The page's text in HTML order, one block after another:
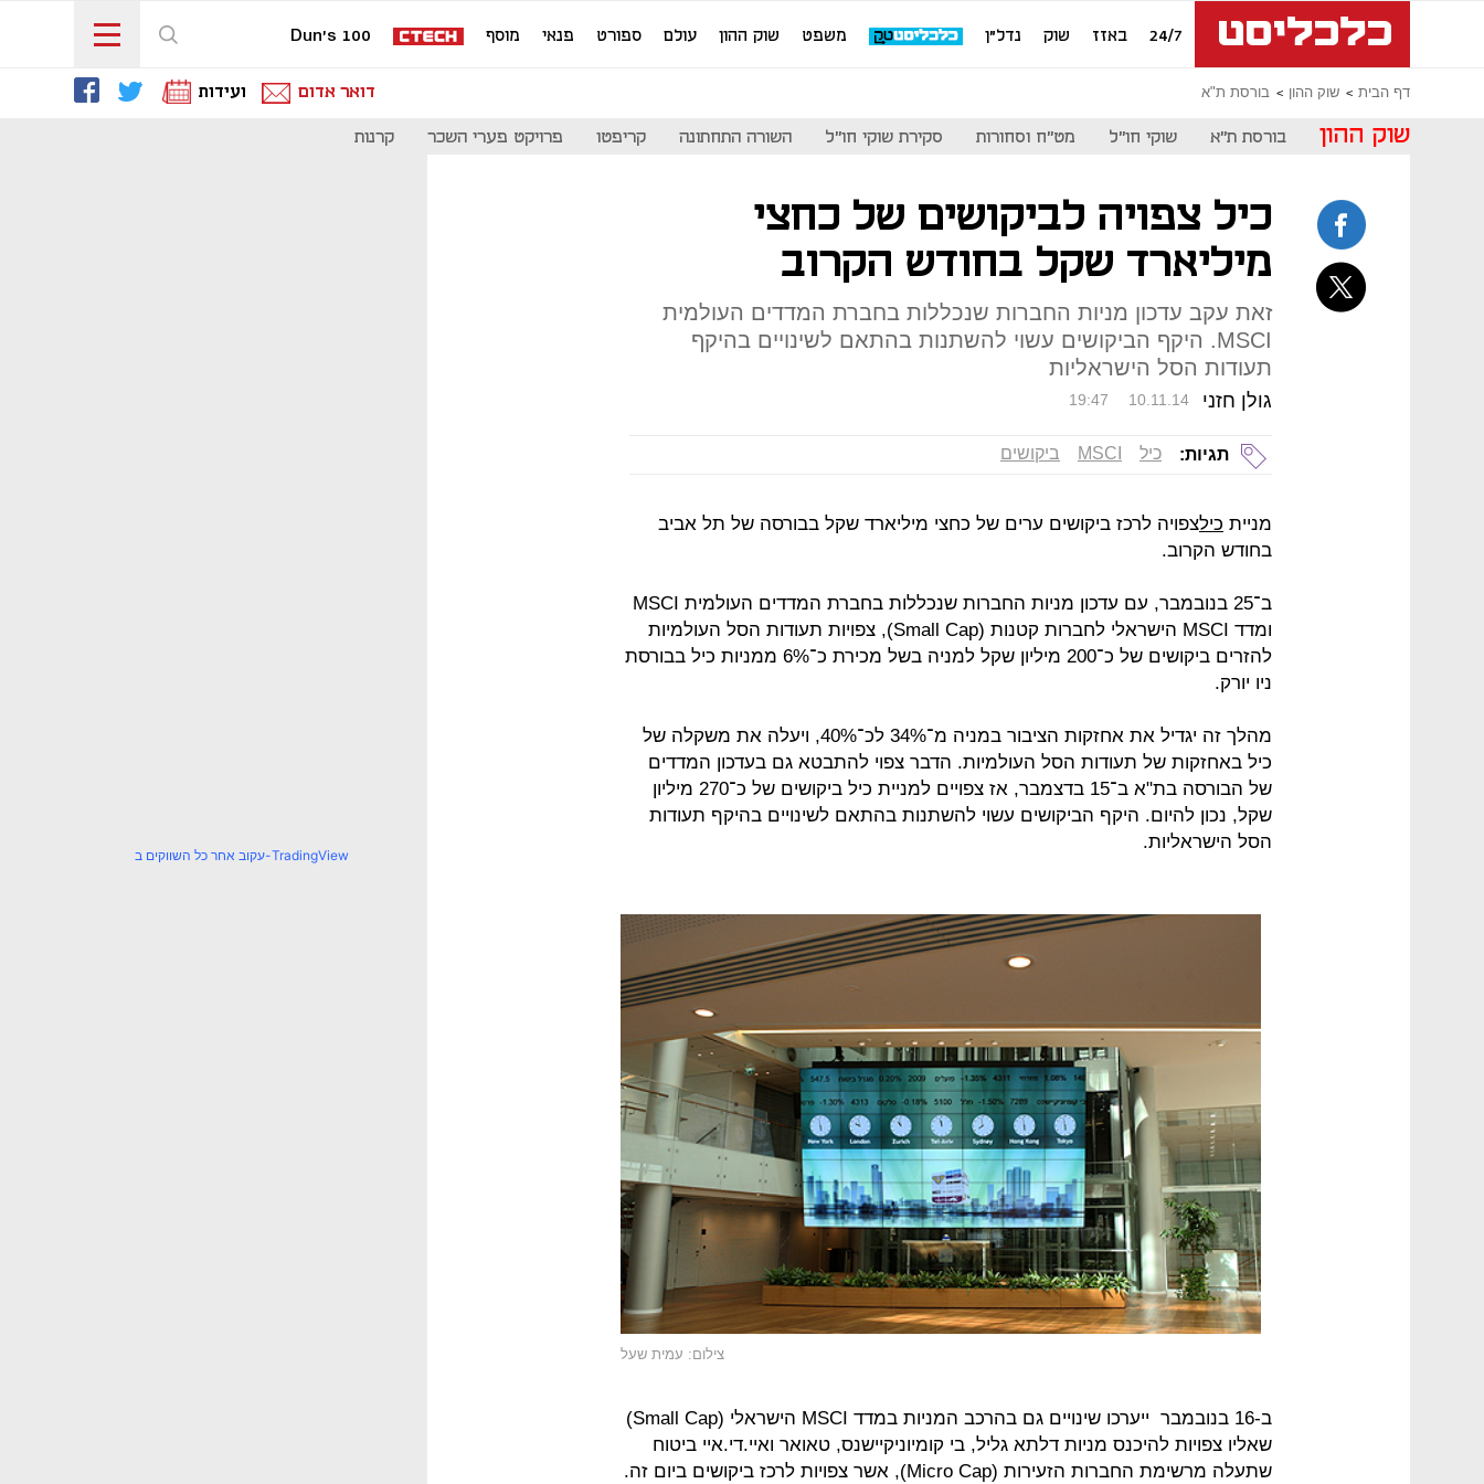
24/7 באזז שוק נדל"ן משפט שוק ההון עולם ספורט פנאי מוסף Dun's 100
דף הבית שוק ההון בורסת ת"א דואר אדום ועידות
שוק ההון בורסת ת"א שוקי חו"ל מט"ח וסחורות סקירת שוקי חו"ל השורה התחתונה קריפטו פרויקט פערי השכר קרנות
כיל צפויה לביקושים של כחצי
מיליארד שקל בחודש הקרוב
זאת עקב עדכון מניות החברות שנכללות בחברת המדדים העולמית
MSCI. היקף הביקושים עשוי להשתנות בהתאם לשינויים בהיקף
תעודות הסל הישראליות
גולן חזני 19:47 10.11.14
תגיות: כיל MSCI ביקושים
מניית כילצפויה לרכז ביקושים ערים של כחצי מיליארד שקל בבורסה של תל אביב
בחודש הקרוב.
ב־25 בנובמבר, עם עדכון מניות החברות שנכללות בחברת המדדים העולמית MSCI
ומדד MSCI הישראלי לחברות קטנות (Small Cap), צפויות תעודות הסל העולמיות
להזרים ביקושים של כ־200 מיליון שקל למניה בשל מכירת כ־6% ממניות כיל בבורסת
ניו יורק.
מהלך זה יגדיל את אחזקות הציבור במניה מ־34% לכ־40%, ויעלה את משקלה של
כיל באחזקות של תעודות הסל העולמיות. הדבר צפוי להתבטא גם בעדכון המדדים
של הבורסה בת"א ב־15 בדצמבר, אז צפויים למניית כיל ביקושים של כ־270 מיליון
שקל, נכון להיום. היקף הביקושים עשוי להשתנות בהתאם לשינויים בהיקף תעודות
הסל הישראליות.
צילום: עמית שעל
ב-16 בנובמבר ייערכו שינויים גם בהרכב המניות במדד MSCI הישראלי (Small Cap)
שאליו צפויות להיכנס מניות דלתא גליל, בי קומיוניקיישנס, טאואר ואיי.די.איי ביטוח
שתעלה מרשימת החברות הזעירות (Micro Cap), אשר צפויות לרכז ביקושים ביום זה.
עקוב אחר כל השווקים ב-TradingView